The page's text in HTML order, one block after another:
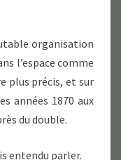
organisation
l’espace comme
plus précis, et sur
années 1870 aux
du double.
entendu parler.